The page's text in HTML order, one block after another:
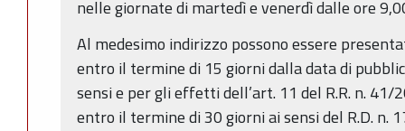
nelle giornate di martedì e venerdì dalle ore
Al medesimo indirizzo possono essere
entro il termine di 15 giorni dalla data di
sensi e per gli effetti dell’art. 11 del R.R. n. 41/
entro il termine di 30 giorni ai sensi del R.D. n.